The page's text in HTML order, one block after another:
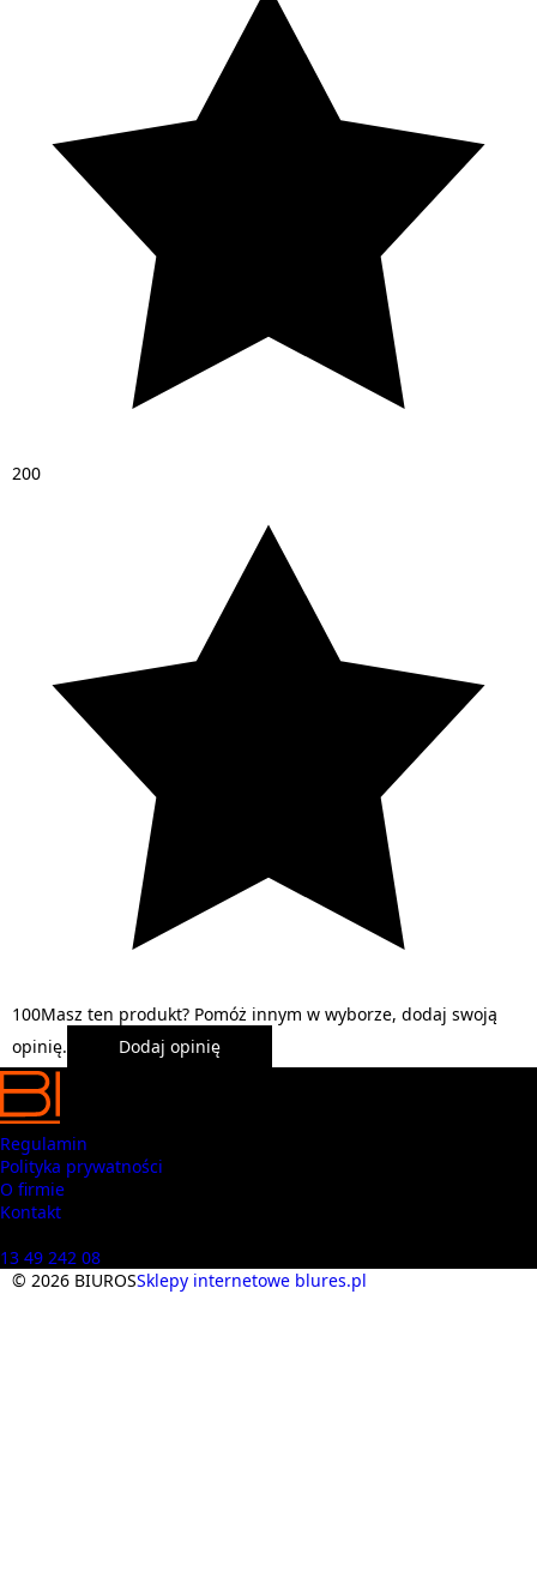
200
100Masz ten produkt? Pomóż innym w wyborze, dodaj swoją
opinię.
Dodaj opinię
Regulamin
Polityka prywatności
O firmie
Kontakt
13 49 242 08
© 2026 BIUROSSklepy internetowe blures.pl